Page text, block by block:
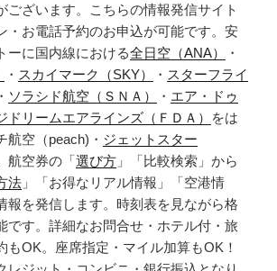
ございます。こちらの情報発信サイト
・お電話予約のお申込が可能です。安
ーに国内線における全日空（ANA）
・
・ スカイマーク（SKY） ・ スターフライ
・ ソラシド航空（ＳＮＡ） ・ エア・ドゥ
ドリームエアラインズ（ＦＤＡ）
をは
航空（peach)・ ジェットスター
航空券の「選び方 」「比較検索」から
法 」「お得なリアル情報」「空港情
報を発信します。時刻表を見ながら格
です。詳細なお問合せ・ホテル付・旅
もOK。座席指定・マイル加算もOK！